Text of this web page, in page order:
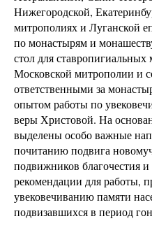
Нижегородской,
митрополиях и Луганской
по монастырям и
стол для
Московской митрополии и
ответственными за
опытом работы по
веры Христовой. На
выделены особо важные
почитанию подвига
подвижников благочестия
рекомендации для работы,
увековечиванию памяти
подвизавшихся в период